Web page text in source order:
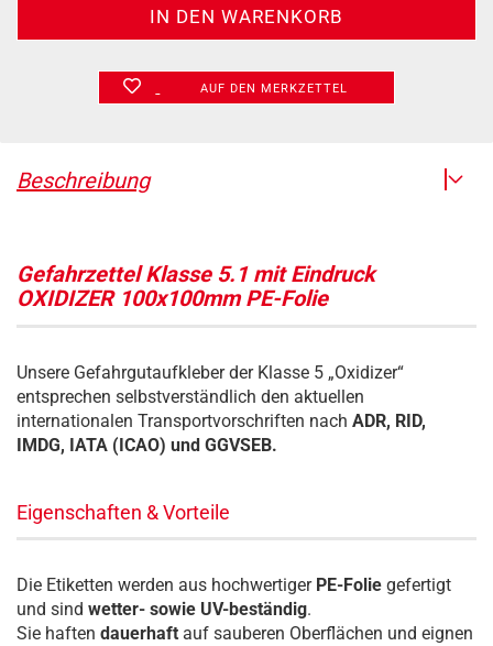
AUF DEN MERKZETTEL
Beschreibung
Gefahrzettel Klasse 5.1 mit Eindruck
OXIDIZER 100x100mm PE-Folie
Unsere Gefahrgutaufkleber der Klasse 5 „Oxidizer“
entsprechen selbstverständlich den aktuellen
internationalen Transportvorschriften nach ADR, RID,
IMDG, IATA (ICAO) und GGVSEB.
Eigenschaften & Vorteile
Die Etiketten werden aus hochwertiger PE-Folie gefertigt
und sind wetter- sowie UV-beständig.
Sie haften dauerhaft auf sauberen Oberflächen und eignen